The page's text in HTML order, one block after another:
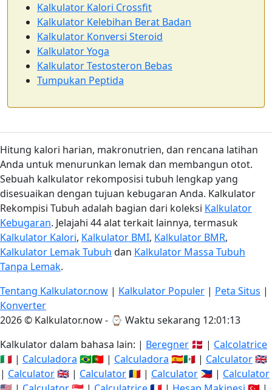
Kalkulator Kalori Crossfit
Kalkulator Kelebihan Berat Badan
Kalkulator Konversi Steroid
Kalkulator Yoga
Kalkulator Testosteron Bebas
Tumpukan Peptida
Hitung kalori harian, makronutrien, dan rencana latihan
Anda untuk menurunkan lemak dan membangun otot.
Sebuah kalkulator rekomposisi tubuh lengkap yang
disesuaikan dengan tujuan kebugaran Anda. Kalkulator
Rekompisi Tubuh adalah bagian dari koleksi Kalkulator
Kebugaran. Jelajahi 44 alat terkait lainnya, termasuk
Kalkulator Kalori, Kalkulator BMI, Kalkulator BMR,
Kalkulator Lemak Tubuh dan Kalkulator Massa Tubuh
Tanpa Lemak.
Tentang Kalkulator.now | Kalkulator Populer | Peta Situs |
Konverter
2026 © Kalkulator.now - ⌚ Waktu sekarang 12:01:14
Kalkulator dalam bahasa lain: | Beregner 🇩🇰 | Calcolatrice
🇮🇹 | Calculadora 🇧🇷🇵🇹 | Calculadora 🇪🇸🇲🇽 | Calculator🇬🇧
| Calculator🇬🇧 | Calculator🇷🇴 | Calculator 🇵🇭 | Calculator